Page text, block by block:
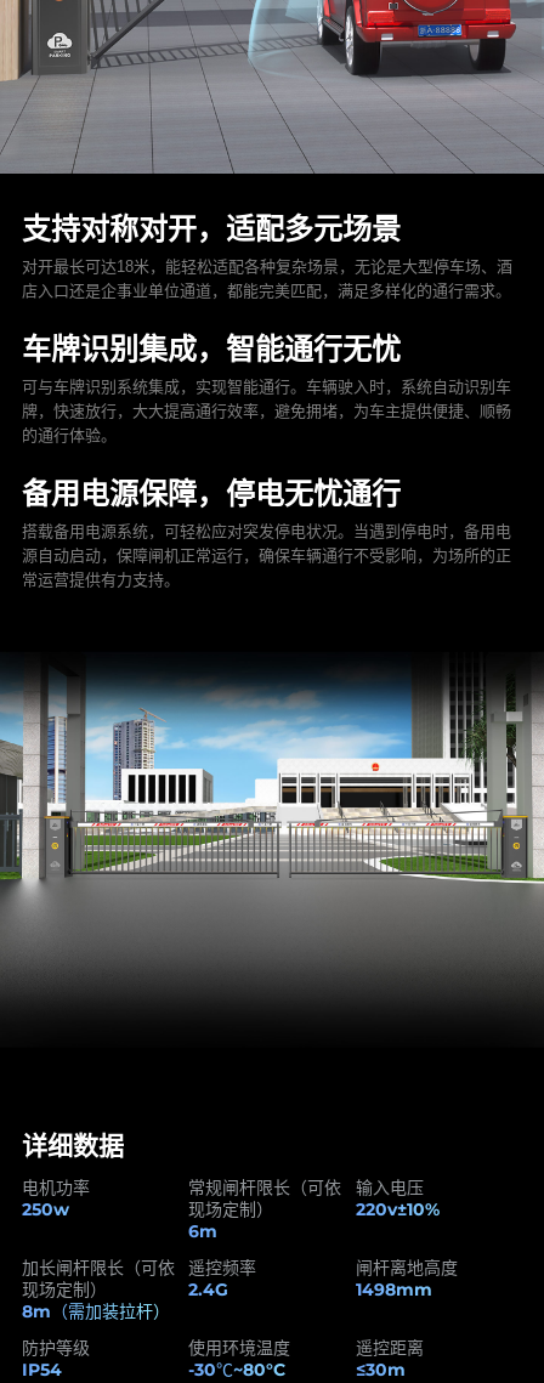
支持对称对开，适配多元场景
对开最长可达18米，能轻松适配各种复杂场景，无论是大型停车场、酒
店入口还是企事业单位通道，都能完美匹配，满足多样化的通行需求。
车牌识别集成，智能通行无忧
可与车牌识别系统集成，实现智能通行。车辆驶入时，系统自动识别车
牌，快速放行，大大提高通行效率，避免拥堵，为车主提供便捷、顺畅
的通行体验。
备用电源保障，停电无忧通行
搭载备用电源系统，可轻松应对突发停电状况。当遇到停电时，备用电
源自动启动，保障闸机正常运行，确保车辆通行不受影响，为场所的正
常运营提供有力支持。
详细数据
电机功率
250w
常规闸杆限长（可依
现场定制）
6m
输入电压
220v±10%
加长闸杆限长（可依
现场定制）
8m（需加装拉杆）
遥控频率
2.4G
闸杆离地高度
1498mm
防护等级
IP54
使用环境温度
-30℃~80°C
遥控距离
≤30m